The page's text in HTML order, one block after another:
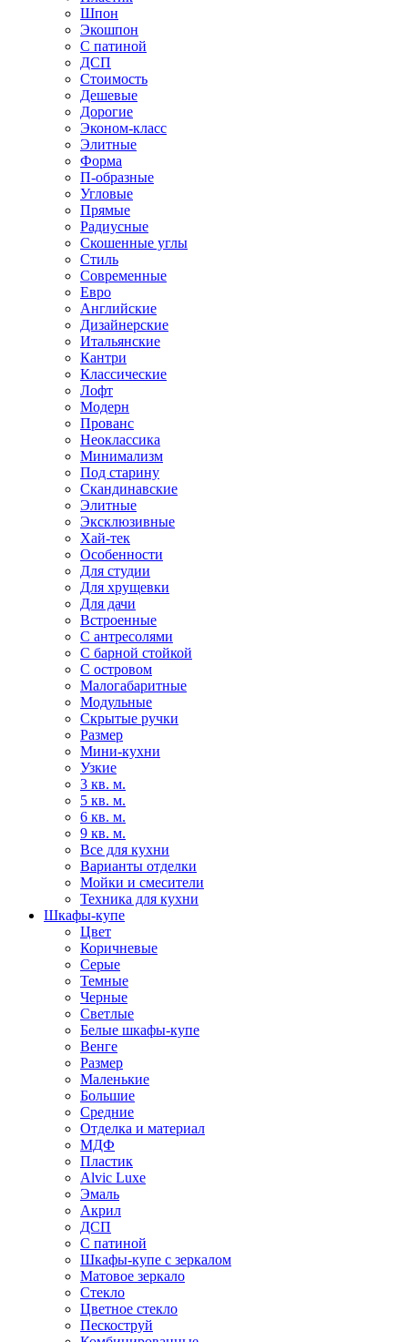
Шпон
Экошпон
С патиной
ДСП
Стоимость
Дешевые
Дорогие
Эконом-класс
Элитные
Форма
П-образные
Угловые
Прямые
Радиусные
Скошенные углы
Стиль
Современные
Евро
Английские
Дизайнерские
Итальянские
Кантри
Классические
Лофт
Модерн
Прованс
Неоклассика
Минимализм
Под старину
Скандинавские
Элитные
Эксклюзивные
Хай-тек
Особенности
Для студии
Для хрущевки
Для дачи
Встроенные
С антресолями
С барной стойкой
С островом
Малогабаритные
Модульные
Скрытые ручки
Размер
Мини-кухни
Узкие
3 кв. м.
5 кв. м.
6 кв. м.
9 кв. м.
Все для кухни
Варианты отделки
Мойки и смесители
Техника для кухни
Шкафы-купе
Цвет
Коричневые
Серые
Темные
Черные
Светлые
Белые шкафы-купе
Венге
Размер
Маленькие
Большие
Средние
Отделка и материал
МДФ
Пластик
Alvic Luxe
Эмаль
Акрил
ДСП
С патиной
Шкафы-купе с зеркалом
Матовое зеркало
Стекло
Цветное стекло
Пескоструй